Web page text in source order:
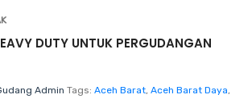
DUTY UNTUK PERGUDANGAN
Admin Tags: Aceh Barat, Aceh Barat Daya,